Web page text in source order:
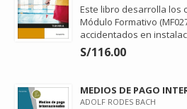
Este libro desarrolla los
Módulo Formativo
accidentados en
S/116.00
MEDIOS DE PAGO
ADOLF RODES BACH